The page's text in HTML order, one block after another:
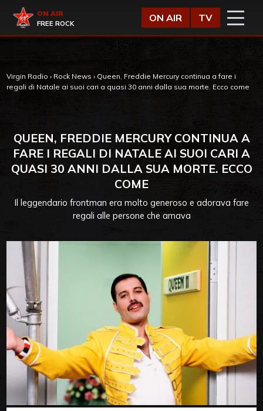
Virgin Radio
ON AIR
FREE ROCK
ON AIR TV
Virgin Radio › Rock News › Queen, Freddie Mercury continua a fare i
regali di Natale ai suoi cari a quasi 30 anni dalla sua morte. Ecco come
QUEEN, FREDDIE MERCURY CONTINUA A
FARE I REGALI DI NATALE AI SUOI CARI A
QUASI 30 ANNI DALLA SUA MORTE. ECCO
COME
Il leggendario frontman era molto generoso e adorava fare
regali alle persone che amava